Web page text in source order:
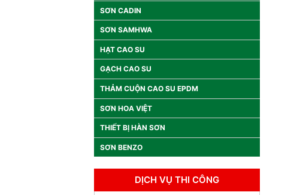
SƠN CADIN
SƠN SAMHWA
HẠT CAO SU
GẠCH CAO SU
THẢM CUỘN CAO SU EPDM
SƠN HOA VIỆT
THIẾT BỊ HÀN SƠN
SƠN BENZO
DỊCH VỤ THI CÔNG